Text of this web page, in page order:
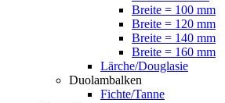
Breite = 100 mm
Breite = 120 mm
Breite = 140 mm
Breite = 160 mm
Lärche/Douglasie
Duolambalken
Fichte/Tanne